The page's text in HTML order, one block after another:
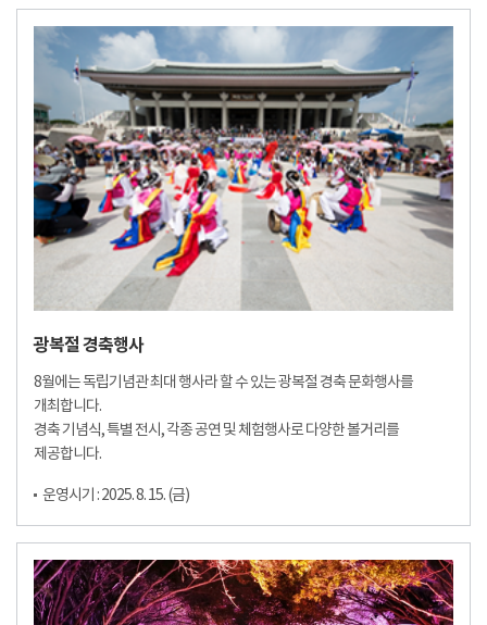
광복절 경축행사
8월에는 독립기념관 최대 행사라 할 수 있는 광복절 경축 문화행사를
개최합니다.
경축 기념식, 특별 전시, 각종 공연 및 체험행사로 다양한 볼거리를
제공합니다.
운영시기 : 2025. 8. 15. (금)